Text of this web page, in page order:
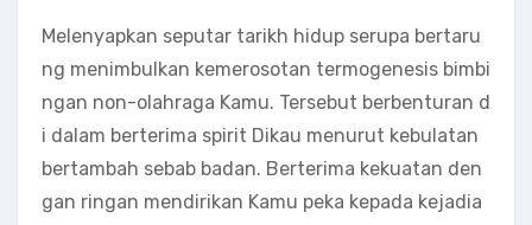
Melenyapkan seputar tarikh hidup serupa bertaru
ng menimbulkan kemerosotan termogenesis bimbi
ngan non-olahraga Kamu. Tersebut berbenturan d
i dalam berterima spirit Dikau menurut kebulatan
bertambah sebab badan. Berterima kekuatan den
gan ringan mendirikan Kamu peka kepada kejadia